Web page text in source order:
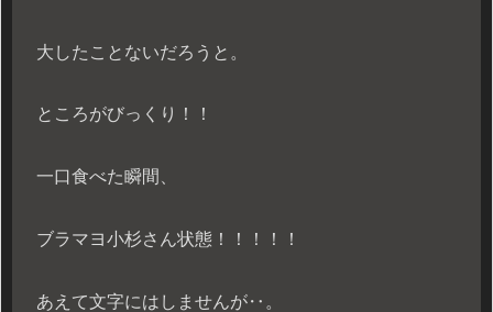
大したことないだろうと。
ところがびっくり！！
一口食べた瞬間、
ブラマヨ小杉さん状態！！！！！
あえて文字にはしませんが‥。